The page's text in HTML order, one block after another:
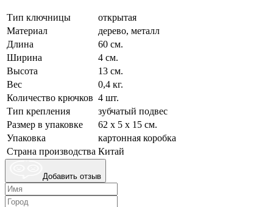
Тип ключницы
открытая
Материал
дерево, металл
Длина
60 см.
Ширина
4 см.
Высота
13 см.
Вес
0,4 кг.
Количество крючков 4 шт.
Тип крепления
зубчатый подвес
Размер в упаковке
62 х 5 х 15 см.
Упаковка
картонная коробка
Страна производства Китай
Добавить отзыв